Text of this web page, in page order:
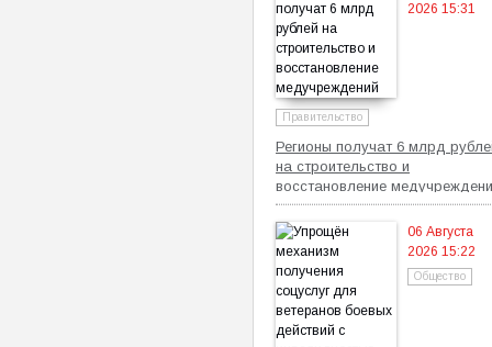
2026 15:31
Правительство
Регионы получат 6 млрд
на строительство и
восстановление
06 Августа
2026 15:22
Общество